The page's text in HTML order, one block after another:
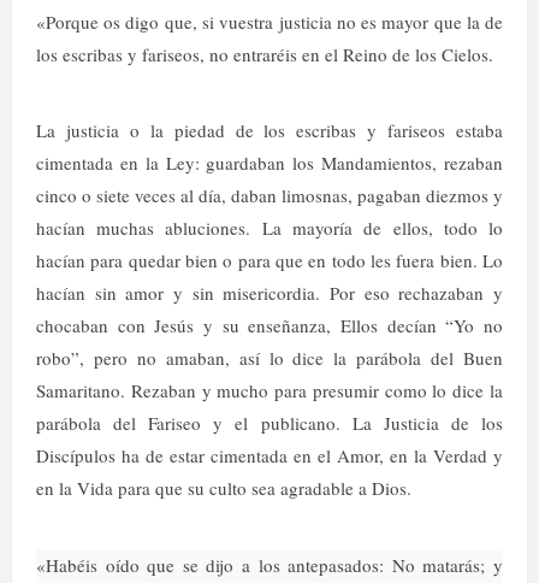
«Porque os digo que, si vuestra justicia no es mayor que la de
los escribas y fariseos, no entraréis en el Reino de los Cielos.
La justicia o la piedad de los escribas y fariseos estaba
cimentada en la Ley: guardaban los Mandamientos, rezaban
cinco o siete veces al día, daban limosnas, pagaban diezmos y
hacían muchas abluciones. La mayoría de ellos, todo lo
hacían para quedar bien o para que en todo les fuera bien. Lo
hacían sin amor y sin misericordia. Por eso rechazaban y
chocaban con Jesús y su enseñanza, Ellos decían “Yo no
robo”, pero no amaban, así lo dice la parábola del Buen
Samaritano. Rezaban y mucho para presumir como lo dice la
parábola del Fariseo y el publicano. La Justicia de los
Discípulos ha de estar cimentada en el Amor, en la Verdad y
en la Vida para que su culto sea agradable a Dios.
«Habéis oído que se dijo a los antepasados: No matarás; y